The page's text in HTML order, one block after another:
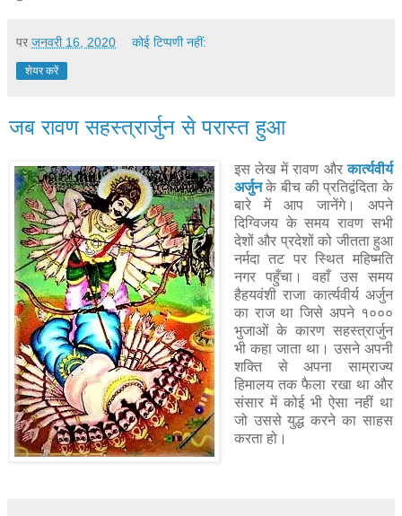
पर जनवरी 16, 2020 कोई टिप्पणी नहीं:
शेयर करें
जब रावण सहस्त्रार्जुन से परास्त हुआ
इस लेख में रावण औरकार्त्यवीर्य
अर्जुनके बीच की प्रतिद्वंदिता के
बारे में आप जानेंगे। अपने
दिग्विजय के समय रावण सभी
देशों और प्रदेशों को जीतता हुआ
नर्मदा तट पर स्थित महिष्मति
नगर पहुँचा। वहाँ उस समय
हैहयवंशी राजा कार्त्यवीर्य अर्जुन
का राज था जिसे अपने १०००
भुजाओं के कारण सहस्त्रार्जुन
भी कहा जाता था। उसने अपनी
शक्ति से अपना साम्राज्य
हिमालय तक फैला रखा था और
संसार में कोई भी ऐसा नहीं था
जो उससे युद्ध करने का साहस
करता हो।